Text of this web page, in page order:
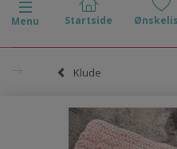
Skifte navigation
Menu
Klude